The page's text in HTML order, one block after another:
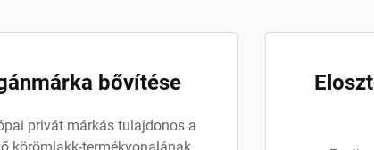
bővítése
privát márkás tulajdonos a